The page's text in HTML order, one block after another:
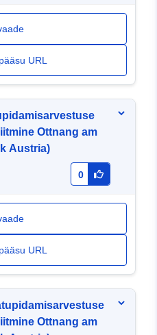
URL
Ottnang am
Austria)
0
URL
Ottnang am